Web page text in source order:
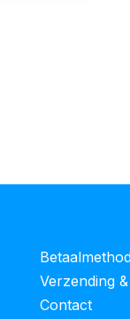
Verzending
Contact